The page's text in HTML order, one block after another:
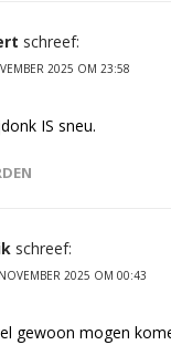
schreef:
2025 OM 23:58
IS sneu.
schreef:
2025 OM 00:43
gewoon mogen